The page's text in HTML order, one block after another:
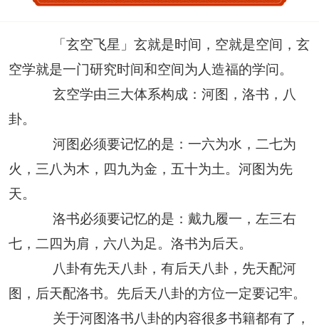
「玄空飞星」玄就是时间，空就是空间，玄
空学就是一门研究时间和空间为人造福的学问。
玄空学由三大体系构成：河图，洛书，八
卦。
河图必须要记忆的是：一六为水，二七为
火，三八为木，四九为金，五十为土。河图为先
天。
洛书必须要记忆的是：戴九履一，左三右
七，二四为肩，六八为足。洛书为后天。
八卦有先天八卦，有后天八卦，先天配河
图，后天配洛书。先后天八卦的方位一定要记牢。
关于河图洛书八卦的内容很多书籍都有了，